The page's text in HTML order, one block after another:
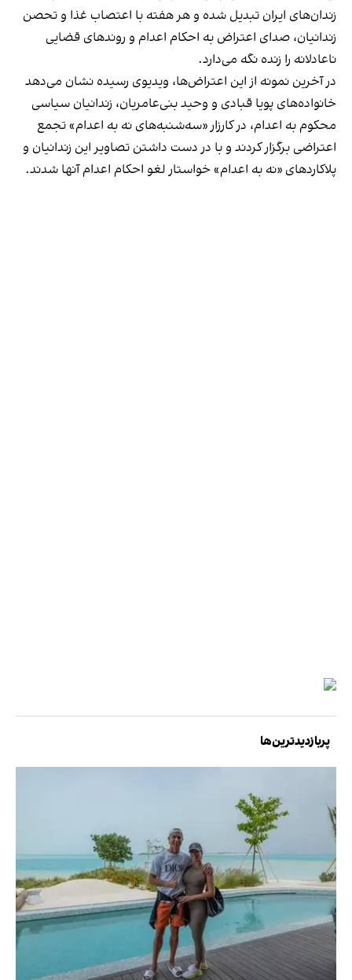
زندان‌های ایران تبدیل شده و هر هفته با اعتصاب غذا و تحصن
زندانیان، صدای اعتراض به احکام اعدام و روندهای قضایی
ناعادلانه را زنده نگه می‌دارد.
در آخرین نمونه از این اعتراض‌ها، ویدیوی رسیده نشان می‌دهد
خانواده‌های پویا قبادی و وحید بنی‌عامریان، زندانیان سیاسی
محکوم به اعدام، در کارزار «سه‌شنبه‌های نه به اعدام» تجمع
اعتراضی برگزار کردند و با در دست داشتن تصاویر این زندانیان و
پلاکاردهای «نه به اعدام» خواستار لغو احکام اعدام آنها شدند.
پربازدیدترین‌ها